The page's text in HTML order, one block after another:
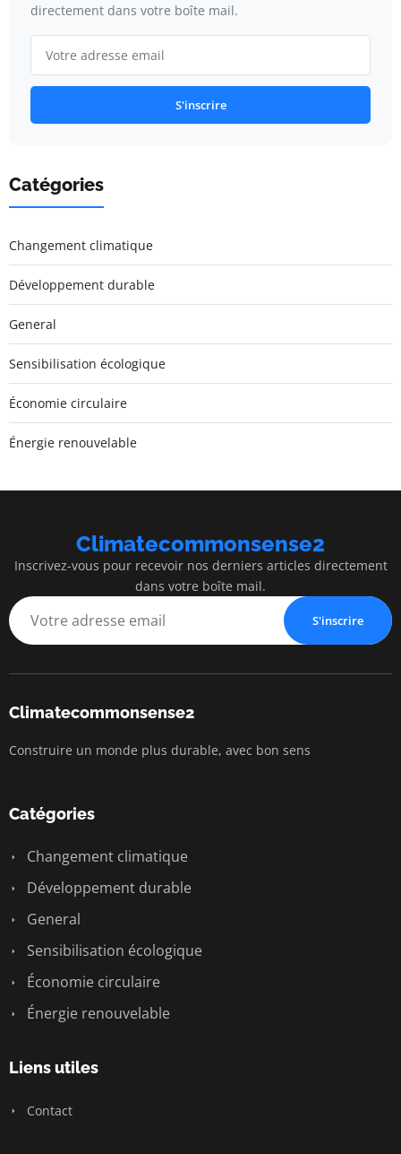
directement dans votre boîte mail.
S'inscrire
Catégories
Changement climatique
Développement durable
General
Sensibilisation écologique
Économie circulaire
Énergie renouvelable
Climatecommonsense2
Inscrivez-vous pour recevoir nos derniers articles directement
dans votre boîte mail.
S'inscrire
Climatecommonsense2
Construire un monde plus durable, avec bon sens
Catégories
Changement climatique
Développement durable
General
Sensibilisation écologique
Économie circulaire
Énergie renouvelable
Liens utiles
Contact